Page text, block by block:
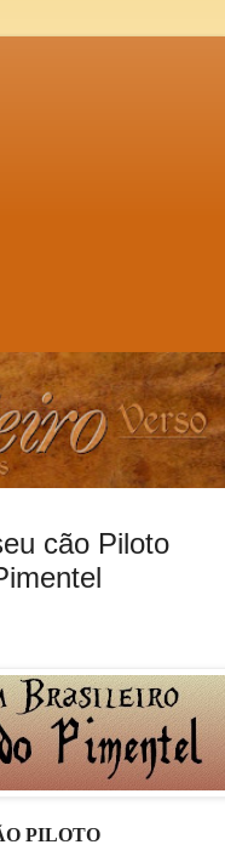
cão Piloto
PILOTO